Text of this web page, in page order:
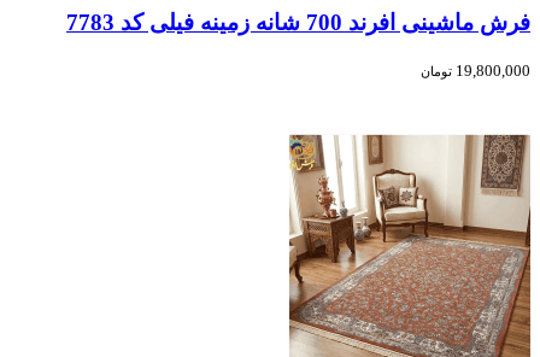
فرش ماشینی افرند 700 شانه زمینه فیلی کد 7783
19,800,000 تومان